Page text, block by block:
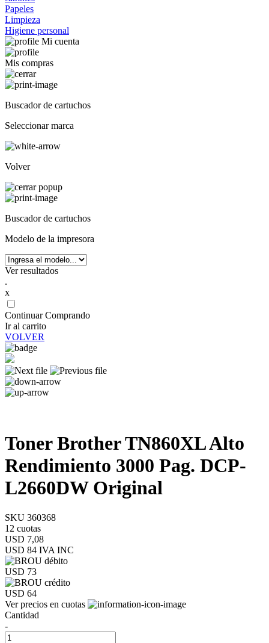
Papeles
Limpieza
Higiene personal
Mi cuenta
Mis compras
Buscador de cartuchos
Seleccionar marca
Volver
Buscador de cartuchos
Modelo de la impresora
Ver resultados
.
x
Continuar Comprando
Ir al carrito
VOLVER
Toner Brother TN860XL Alto
Rendimiento 3000 Pag. DCP-
L2660DW Original
SKU 360368
12 cuotas
USD 7,08
USD 84 IVA INC
USD 73
USD 64
Ver precios en cuotas
Cantidad
-